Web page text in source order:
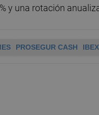
y una rotación
PROSEGUR CASH